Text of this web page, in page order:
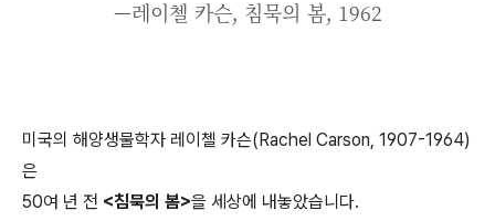
—레이첼 카슨, 침묵의 봄, 1962
미국의 해양생물학자 레이첼 카슨(Rachel Carson, 1907-1964)
은
50여 년 전 <침묵의 봄>을 세상에 내놓았습니다.